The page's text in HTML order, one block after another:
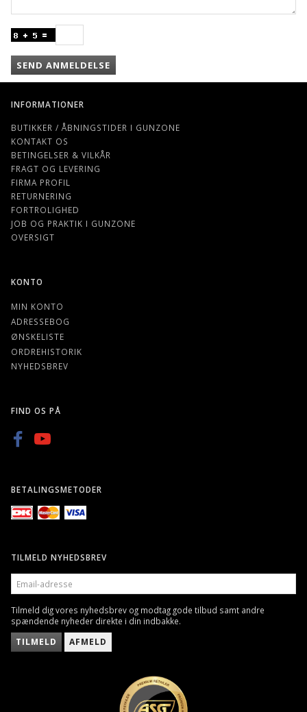
SEND ANMELDELSE
INFORMATIONER
BUTIKKER / ÅBNINGSTIDER I GUNZONE
KONTAKT OS
BETINGELSER & VILKÅR
FRAGT OG LEVERING
FIRMA PROFIL
RETURNERING
FORTROLIGHED
JOB OG PRAKTIK I GUNZONE
OVERSIGT
KONTO
MIN KONTO
ADRESSEBOG
ØNSKELISTE
ORDREHISTORIK
NYHEDSBREV
FIND OS PÅ
BETALINGSMETODER
TILMELD NYHEDSBREV
EMAIL-
ADRESSE
Tilmeld dig vores nyhedsbrev og modtag gode tilbud samt andre
spændende nyheder direkte i din indbakke.
TILMELD AFMELD